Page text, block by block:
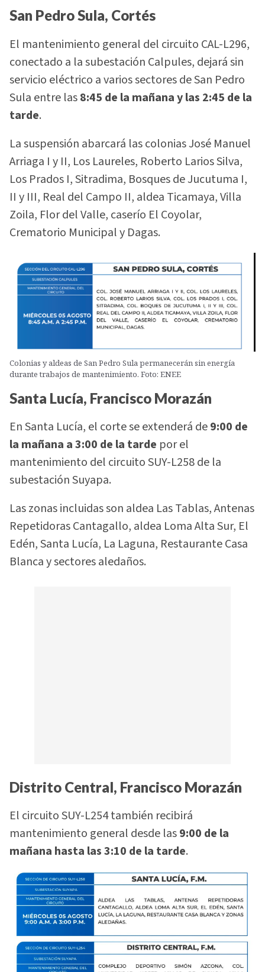
San Pedro Sula, Cortés
El mantenimiento general del circuito CAL-L296,
conectado a la subestación Calpules, dejará sin
servicio eléctrico a varios sectores de San Pedro
Sula entre las8:45 de la mañana y las 2:45 de la
tarde.
La suspensión abarcará las colonias José Manuel
Arriaga I y II, Los Laureles, Roberto Larios Silva,
Los Prados I, Sitradima, Bosques de Jucutuma I,
II y III, Real del Campo II, aldea Ticamaya, Villa
Zoila, Flor del Valle, caserío El Coyolar,
Crematorio Municipal y Dagas.
Colonias y aldeas de San Pedro Sula permanecerán sin energía
durante trabajos de mantenimiento. Foto: ENEE
Santa Lucía, Francisco Morazán
En Santa Lucía, el corte se extenderá de9:00 de
la mañana a 3:00 de la tarde por el
mantenimiento del circuito SUY-L258 de la
subestación Suyapa.
Las zonas incluidas son aldea Las Tablas, Antenas
Repetidoras Cantagallo, aldea Loma Alta Sur, El
Edén, Santa Lucía, La Laguna, Restaurante Casa
Blanca y sectores aledaños.
Distrito Central, Francisco Morazán
El circuito SUY-L254 también recibirá
mantenimiento general desde las9:00 de la
mañana hasta las 3:10 de la tarde.